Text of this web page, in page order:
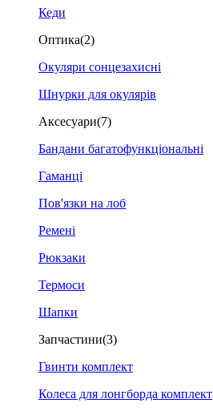
Кеди
Оптика(2)
Окуляри сонцезахисні
Шнурки для окулярів
Аксесуари(7)
Бандани багатофункціональні
Гаманці
Пов'язки на лоб
Ремені
Рюкзаки
Термоси
Шапки
Запчастини(3)
Гвинти комплект
Колеса для лонгборда комплект